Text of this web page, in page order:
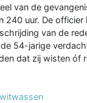
van de
240 uur. De
van de
54-jarige
dat zij wisten óf
witwassen